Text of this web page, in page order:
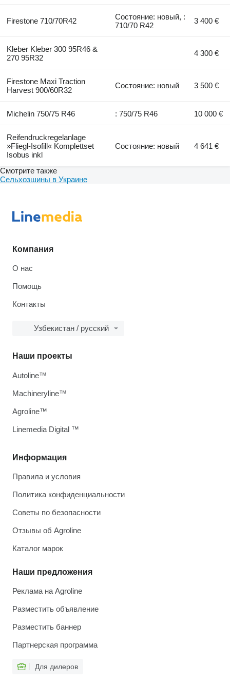
Firestone 710/70R42
Состояние: новый, :
710/70 R42
3 400 €
Kleber Kleber 300 95R46 &
270 95R32
4 300 €
Firestone Maxi Traction
Harvest 900/60R32
Состояние: новый 3 500 €
Michelin 750/75 R46 : 750/75 R46 10 000 €
Reifendruckregelanlage
»Fliegl-Isofill« Komplettset
Isobus inkl
Состояние: новый 4 641 €
Смотрите также
Сельхозшины в Украине
Компания
О нас
Помощь
Контакты
Узбекистан / русский
Информация
Правила и условия
Политика конфиденциальности
Советы по безопасности
Отзывы об Agroline
Каталог марок
Наши предложения
Реклама на Agroline
Разместить объявление
Разместить баннер
Партнерская программа
Для дилеров
Наши проекты
Autoline™
Machineryline™
Agroline™
Linemedia Digital ™